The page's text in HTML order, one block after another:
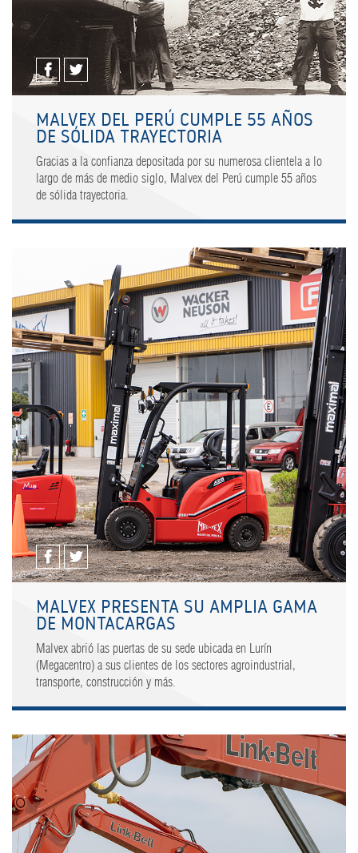
MALVEX DEL PERÚ CUMPLE 55 AÑOS
DE SÓLIDA TRAYECTORIA
Gracias a la confianza depositada por su numerosa clientela a lo
largo de más de medio siglo, Malvex del Perú cumple 55 años
de sólida trayectoria.
MALVEX PRESENTA SU AMPLIA GAMA
DE MONTACARGAS
Malvex abrió las puertas de su sede ubicada en Lurín
(Megacentro) a sus clientes de los sectores agroindustrial,
transporte, construcción y más.